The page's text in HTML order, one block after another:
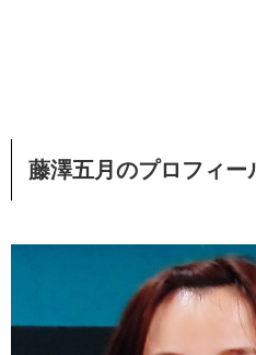
藤澤五月のプロフィー